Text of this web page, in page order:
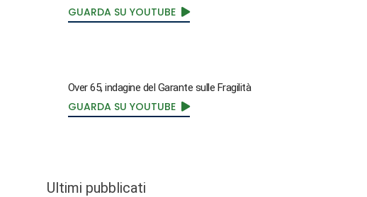
GUARDA SU YOUTUBE
Over 65, indagine del Garante sulle Fragilità
GUARDA SU YOUTUBE
Ultimi pubblicati